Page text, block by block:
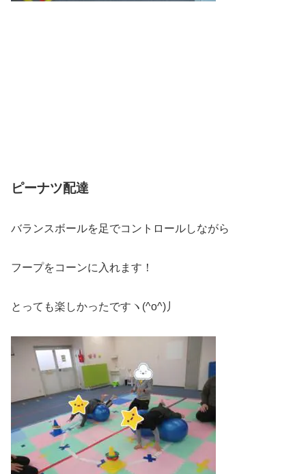
ピーナツ配達
バランスボールを足でコントロールしながら
フープをコーンに入れます！
とっても楽しかったですヽ(^o^)丿